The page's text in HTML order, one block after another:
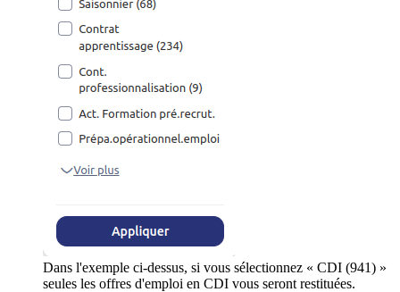
Dans l'exemple ci-dessus, si vous sélectionnez « CDI (941) »
seules les offres d'emploi en CDI vous seront restituées.